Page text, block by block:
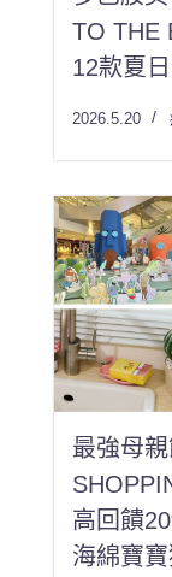
TO THE
12款夏
2026.5.20
最強母
高回饋
海綿寶